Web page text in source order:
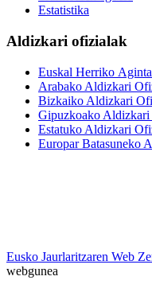
Estatistika
Aldizkari ofizialak
Euskal Herriko
Arabako Aldizkari
Bizkaiko Aldizkari
Gipuzkoako Aldizkari
Estatuko Aldizkari
Europar Batasuneko
Eusko Jaurlaritzaren Web
webgunea